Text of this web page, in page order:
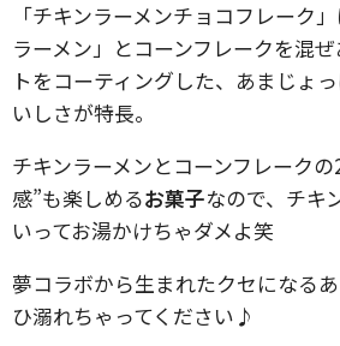
「チキンラーメンチョコフレーク
ラーメン」とコーンフレークを混
トをコーティングした、あまじょ
いしさが特長。
チキンラーメンとコーンフレーク
感”も楽しめるお菓子なので、チキ
いってお湯かけちゃダメよ笑
夢コラボから生まれたクセになる
ひ溺れちゃってください♪